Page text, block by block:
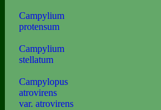
Campylium
protensum
Campylium
stellatum
Campylopus
atrovirens
var. atrovirens